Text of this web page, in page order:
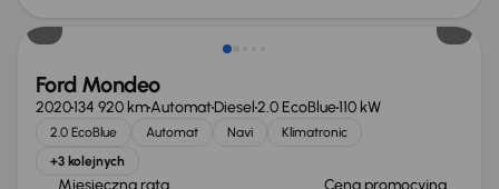
Ford Mondeo
2020134 920 kmAutomatDiesel2.0 EcoBlue110 kW
2.0 EcoBlue Automat Navi
Klimatronic
+3 kolejnych
Miesięczna rata Cena promocyjna